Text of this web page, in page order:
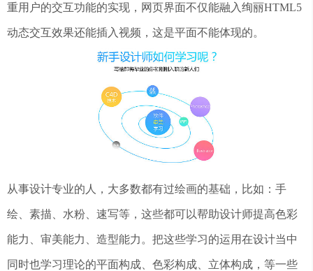
重用户的交互功能的实现，网页界面不仅能融入绚丽HTML5
动态交互效果还能插入视频，这是平面不能体现的。
从事设计专业的人，大多数都有过绘画的基础，比如：手
绘、素描、水粉、速写等，这些都可以帮助设计师提高色彩
能力、审美能力、造型能力。把这些学习的运用在设计当中
同时也学习理论的平面构成、色彩构成、立体构成，等一些